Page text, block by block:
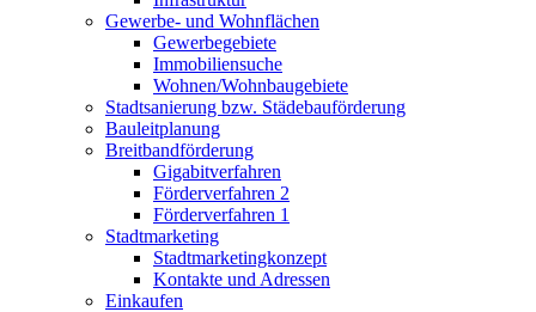
Gewerbe- und Wohnflächen
Gewerbegebiete
Immobiliensuche
Wohnen/Wohnbaugebiete
Stadtsanierung bzw. Städebauförderung
Bauleitplanung
Breitbandförderung
Gigabitverfahren
Förderverfahren 2
Förderverfahren 1
Stadtmarketing
Stadtmarketingkonzept
Kontakte und Adressen
Einkaufen